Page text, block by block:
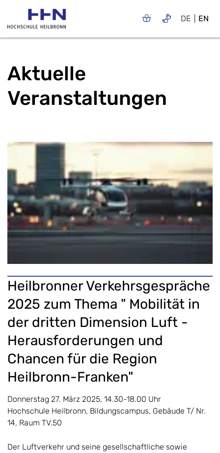
DE EN
Aktuelle
Veranstaltungen
Heilbronner Verkehrsgespräche
2025 zum Thema " Mobilität in
der dritten Dimension Luft -
Herausforderungen und
Chancen für die Region
Heilbronn-Franken"
Donnerstag 27. März 2025, 14.30-18.00 Uhr
Hochschule Heilbronn, Bildungscampus, Gebäude T/ Nr.
14, Raum TV.50
Der Luftverkehr und seine gesellschaftliche sowie